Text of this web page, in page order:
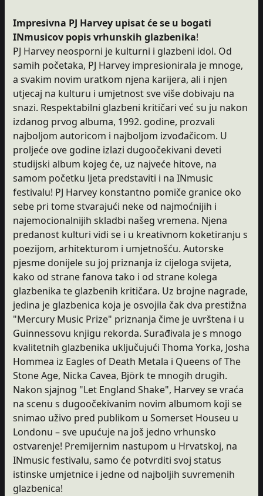
Impresivna PJ Harvey upisat će se u bogati
INmusicov popis vrhunskih glazbenika!
PJ Harvey neosporni je kulturni i glazbeni idol. Od
samih početaka, PJ Harvey impresionirala je mnoge,
a svakim novim uratkom njena karijera, ali i njen
utjecaj na kulturu i umjetnost sve više dobivaju na
snazi. Respektabilni glazbeni kritičari već su ju nakon
izdanog prvog albuma, 1992. godine, prozvali
najboljom autoricom i najboljom izvođačicom. U
proljeće ove godine izlazi dugoočekivani deveti
studijski album kojeg će, uz najveće hitove, na
samom početku ljeta predstaviti i na INmusic
festivalu! PJ Harvey konstantno pomiče granice oko
sebe pri tome stvarajući neke od najmoćnijih i
najemocionalnijih skladbi našeg vremena. Njena
predanost kulturi vidi se i u kreativnom koketiranju s
poezijom, arhitekturom i umjetnošću. Autorske
pjesme donijele su joj priznanja iz cijeloga svijeta,
kako od strane fanova tako i od strane kolega
glazbenika te glazbenih kritičara. Uz brojne nagrade,
jedina je glazbenica koja je osvojila čak dva prestižna
"Mercury Music Prize" priznanja čime je uvrštena i u
Guinnessovu knjigu rekorda. Surađivala je s mnogo
kvalitetnih glazbenika uključujući Thoma Yorka, Josha
Hommea iz Eagles of Death Metala i Queens of The
Stone Age, Nicka Cavea, Björk te mnogih drugih.
Nakon sjajnog "Let England Shake", Harvey se vraća
na scenu s dugoočekivanim novim albumom koji se
snimao uživo pred publikom u Somerset Houseu u
Londonu – sve upućuje na još jedno vrhunsko
ostvarenje! Premijernim nastupom u Hrvatskoj, na
INmusic festivalu, samo će potvrditi svoj status
istinske umjetnice i jedne od najboljih suvremenih
glazbenica!